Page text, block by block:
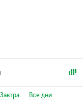
Завтра Все дни